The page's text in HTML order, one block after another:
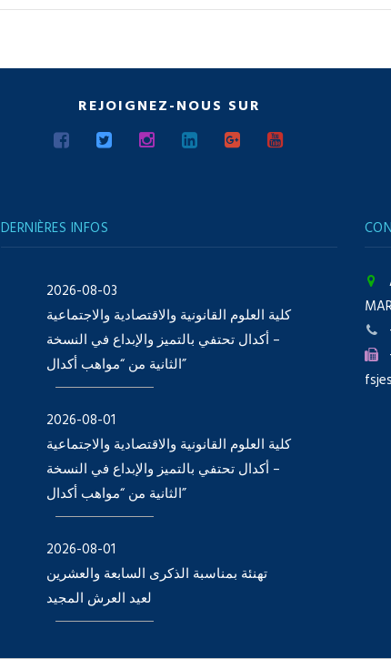
REJOIGNEZ-NOUS SUR
DERNIÈRES INFOS
2026-08-03
كلية العلوم القانونية والاقتصادية والاجتماعية
– أكدال تحتفي بالتميز والإبداع في النسخة
الثانية من “مواهب أكدال”
2026-08-01
كلية العلوم القانونية والاقتصادية والاجتماعية
– أكدال تحتفي بالتميز والإبداع في النسخة
الثانية من “مواهب أكدال”
2026-08-01
تهنئة بمناسبة الذكرى السابعة والعشرين
لعيد العرش المجيد